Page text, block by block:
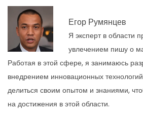
Егор Румянцев
Я эксперт в области
увлечением пишу о
Работая в этой сфере, я занимаюсь
внедрением инновационных
делиться своим опытом и знаниями,
на достижения в этой области.